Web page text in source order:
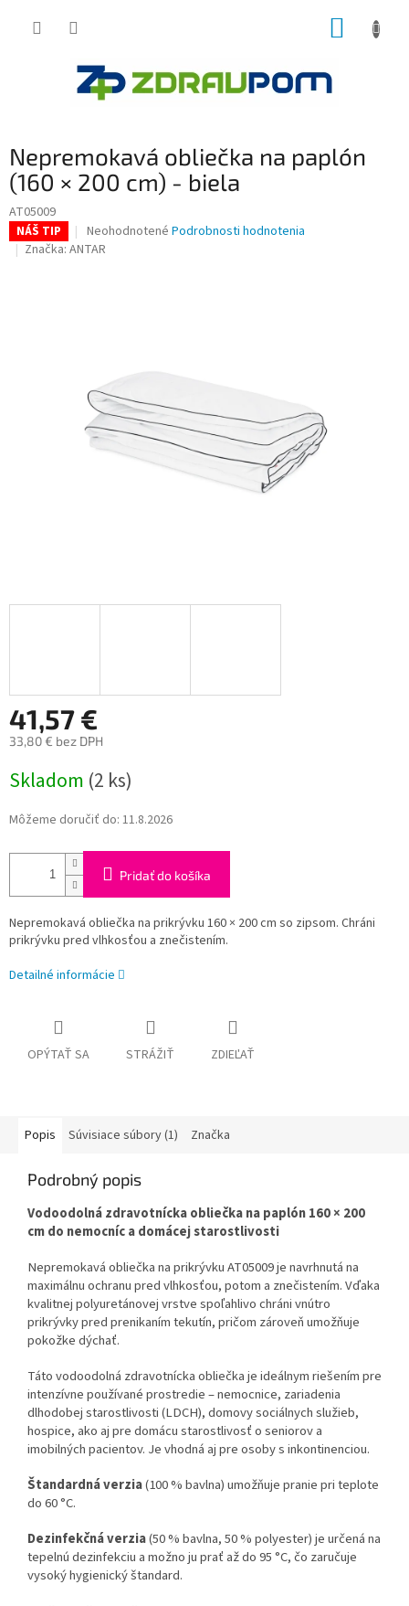
Nepremokavá obliečka na paplón
(160 × 200 cm) - biela
AT05009
NÁŠ TIP
Priemerné
hodnotenie
Neohodnotené Podrobnosti hodnotenia
Značka: ANTAR
41,57 €
33,80 € bez DPH
cena:
Skladom (2 ks)
Môžeme doručiť do: 11.8.2026
Pridať do košíka
Nepremokavá obliečka na prikrývku 160 × 200 cm so zipsom. Chráni
prikrývku pred vlhkosťou a znečistením.
Detailné informácie
OPÝTAŤ SA STRÁŽIŤ ZDIEĽAŤ
Popis Súvisiace súbory (1) Značka
Podrobný popis
Vodoodolná zdravotnícka obliečka na paplón 160 × 200
cm do nemocníc a domácej starostlivosti
Nepremokavá obliečka na prikrývku AT05009 je navrhnutá na
maximálnu ochranu pred vlhkosťou, potom a znečistením. Vďaka
kvalitnej polyuretánovej vrstve spoľahlivo chráni vnútro
prikrývky pred prenikaním tekutín, pričom zároveň umožňuje
pokožke dýchať.
Táto vodoodolná zdravotnícka obliečka je ideálnym riešením pre
intenzívne používané prostredie – nemocnice, zariadenia
dlhodobej starostlivosti (LDCH), domovy sociálnych služieb,
hospice, ako aj pre domácu starostlivosť o seniorov a
imobilných pacientov. Je vhodná aj pre osoby s inkontinenciou.
Štandardná verzia(100 % bavlna) umožňuje pranie pri teplote
do 60 °C.
Dezinfekčná verzia(50 % bavlna, 50 % polyester) je určená na
tepelnú dezinfekciu a možno ju prať až do 95 °C, čo zaručuje
vysoký hygienický štandard.